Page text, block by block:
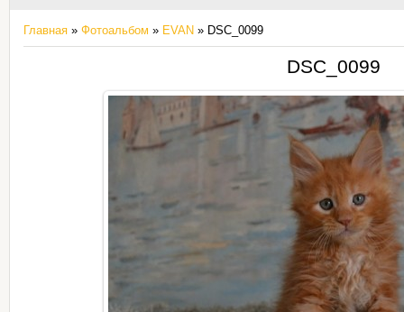
Главная » Фотоальбом » EVAN » DSC_0099
DSC_0099